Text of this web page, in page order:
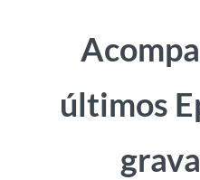
últimos